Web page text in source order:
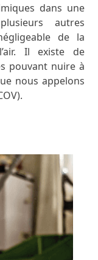
dans une
autres
de la
Il existe de
pouvant nuire à
nous appelons